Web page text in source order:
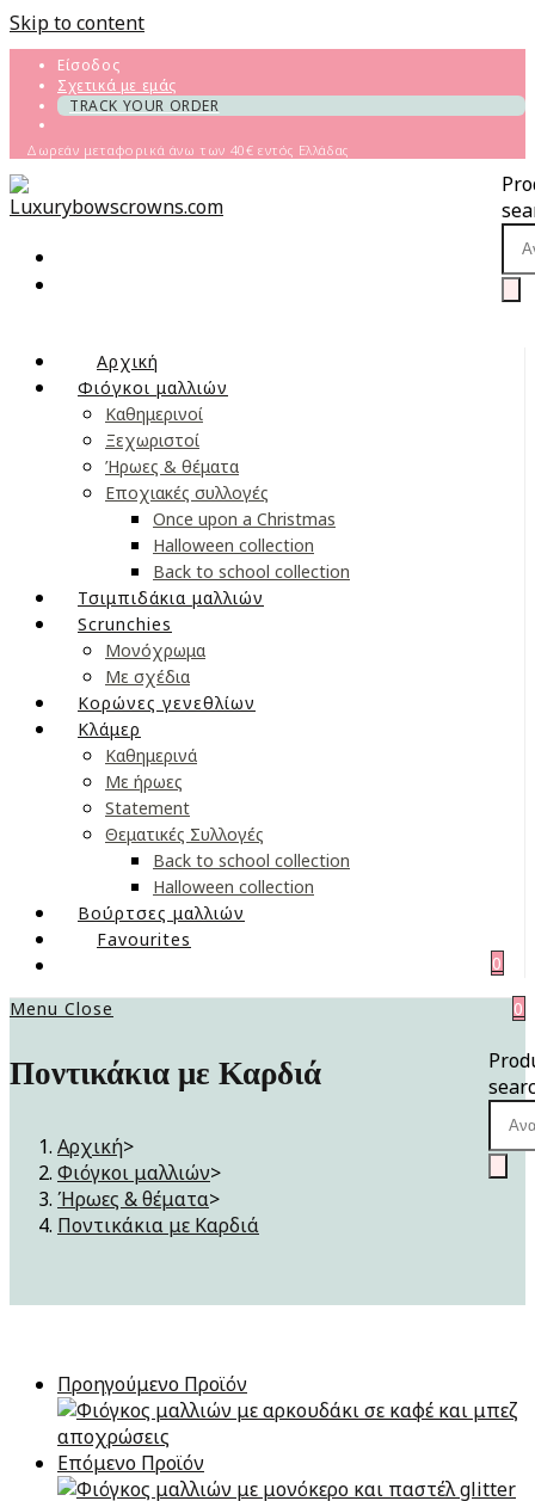
Skip to content
Είσοδος
Σχετικά με εμάς
TRACK YOUR ORDER
Δωρεάν μεταφορικά άνω των 40€ εντός Ελλάδας
Αρχική
Φιόγκοι μαλλιών
Καθημερινοί
Ξεχωριστοί
Ήρωες & θέματα
Εποχιακές συλλογές
Once upon a Christmas
Halloween collection
Back to school collection
Τσιμπιδάκια μαλλιών
Scrunchies
Μονόχρωμα
Με σχέδια
Κορώνες γενεθλίων
Κλάμερ
Καθημερινά
Με ήρωες
Statement
Θεματικές Συλλογές
Back to school collection
Halloween collection
Βούρτσες μαλλιών
Favourites
0
0
Menu Close
Ποντικάκια με Καρδιά
Αρχική>
Φιόγκοι μαλλιών>
Ήρωες & θέματα>
Ποντικάκια με Καρδιά
Προηγούμενο Προϊόν
Επόμενο Προϊόν